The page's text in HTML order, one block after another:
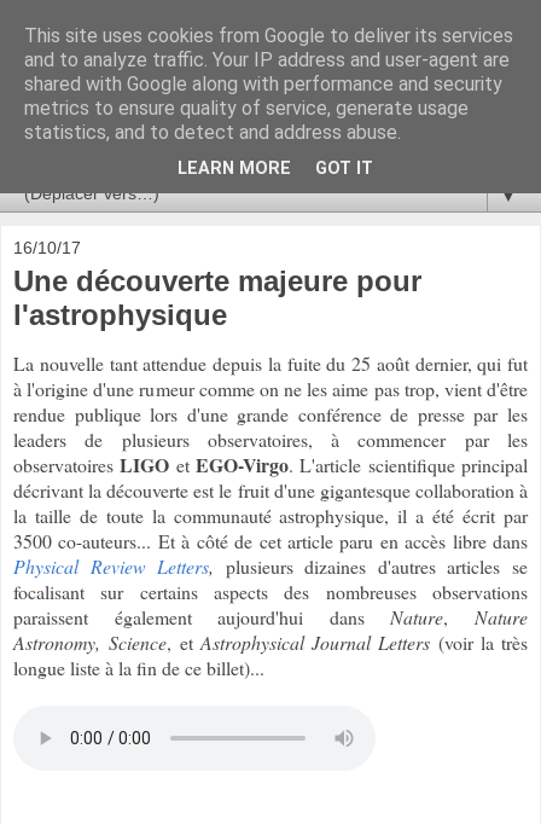
Ça se passe là haut
Astronomie, Astrophysique, Astroparticules, Cosmologie.
L'infini se contemple, indéfiniment. ISSN 2272-5768
▼
16/10/17
Une découverte majeure pour
l'astrophysique
La nouvelle tant attendue depuis la fuite du 25 août dernier, qui fut
à l'origine d'une rumeur comme on ne les aime pas trop, vient d'être
rendue publique lors d'une grande conférence de presse par les
leaders de plusieurs observatoires, à commencer par les
observatoiresLIGO etEGO-Virgo. L'article scientifique principal
décrivant la découverte est le fruit d'une gigantesque collaboration à
la taille de toute la communauté astrophysique, il a été écrit par
3500 co-auteurs... Et à côté de cet article paru en accès libre dans
Physical Review Letters, plusieurs dizaines d'autres articles se
focalisant sur certains aspects des nombreuses observations
paraissent également aujourd'hui dans Nature, Nature
Astronomy, Science, et Astrophysical Journal Letters (voir la très
longue liste à la fin de ce billet)...
This site uses cookies from Google to deliver its services
and to analyze traffic. Your IP address and user-agent are
shared with Google along with performance and security
metrics to ensure quality of service, generate usage
statistics, and to detect and address abuse.
LEARN MORE GOT IT